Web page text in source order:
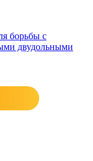
борьбы с
двудольными